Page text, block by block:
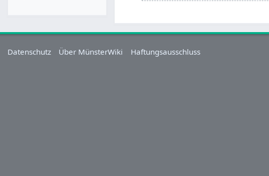
Datenschutz Über MünsterWiki Haftungsausschluss